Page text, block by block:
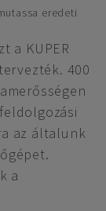
eredeti
a KUPER
400
az általunk
a